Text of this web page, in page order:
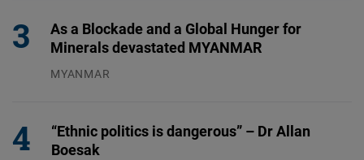
As a Blockade and a Global Hunger for
Minerals devastated MYANMAR
MYANMAR
“Ethnic politics is dangerous” – Dr Allan
Boesak